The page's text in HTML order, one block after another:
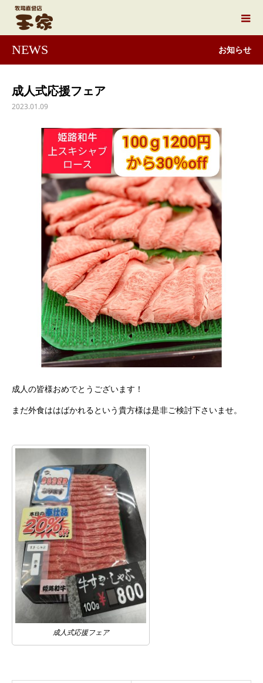
NEWS お知らせ
成人式応援フェア
2023.01.09
成人の皆様おめでとうございます！
まだ外食ははばかれるという貴方様は是非ご検討下さいませ。
成人式応援フェア